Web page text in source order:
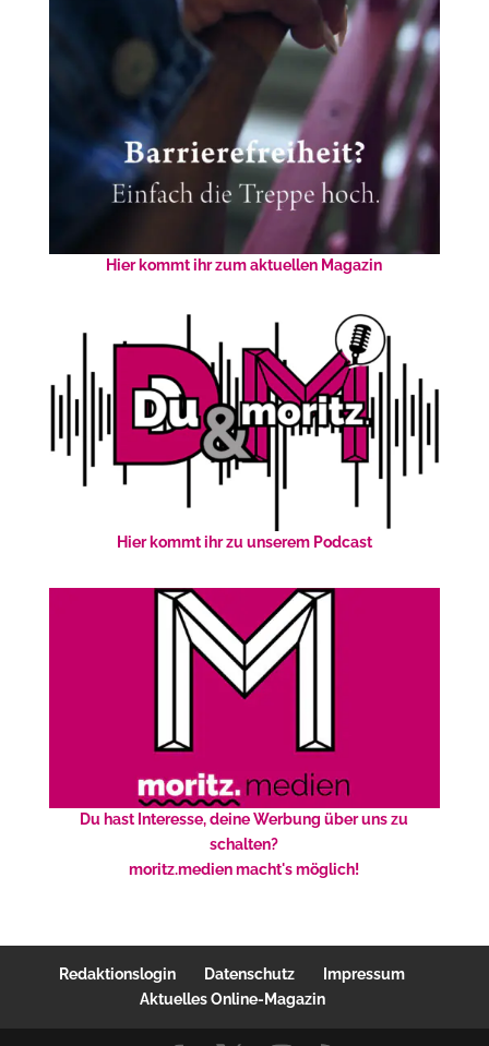
Hier kommt ihr zum aktuellen Magazin
Hier kommt ihr zu unserem Podcast
Du hast Interesse, deine Werbung über uns zu
schalten?
moritz.medien macht's möglich!
Redaktionslogin Datenschutz
Impressum
Aktuelles Online-Magazin